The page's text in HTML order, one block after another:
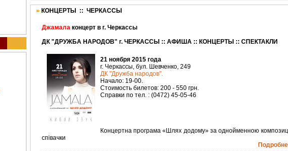
КОНЦЕРТЫ :: ЧЕРКАССЫ
Джамалаконцерт в г. Черкассы
ДК "ДРУЖБА НАРОДОВ" г. ЧЕРКАССЫ :: АФИША :: КОНЦЕРТЫ :: СПЕКТАКЛИ
21 ноября 2015 года
г. Черкассы, бул. Шевченко, 249
ДК "Дружба народов".
Начало: 19-00.
Стоимость билетов: 200 - 550 грн.
Справки по тел. : (0472) 45-05-46
Концертна програма «Шлях додому» за однойменною
співачки